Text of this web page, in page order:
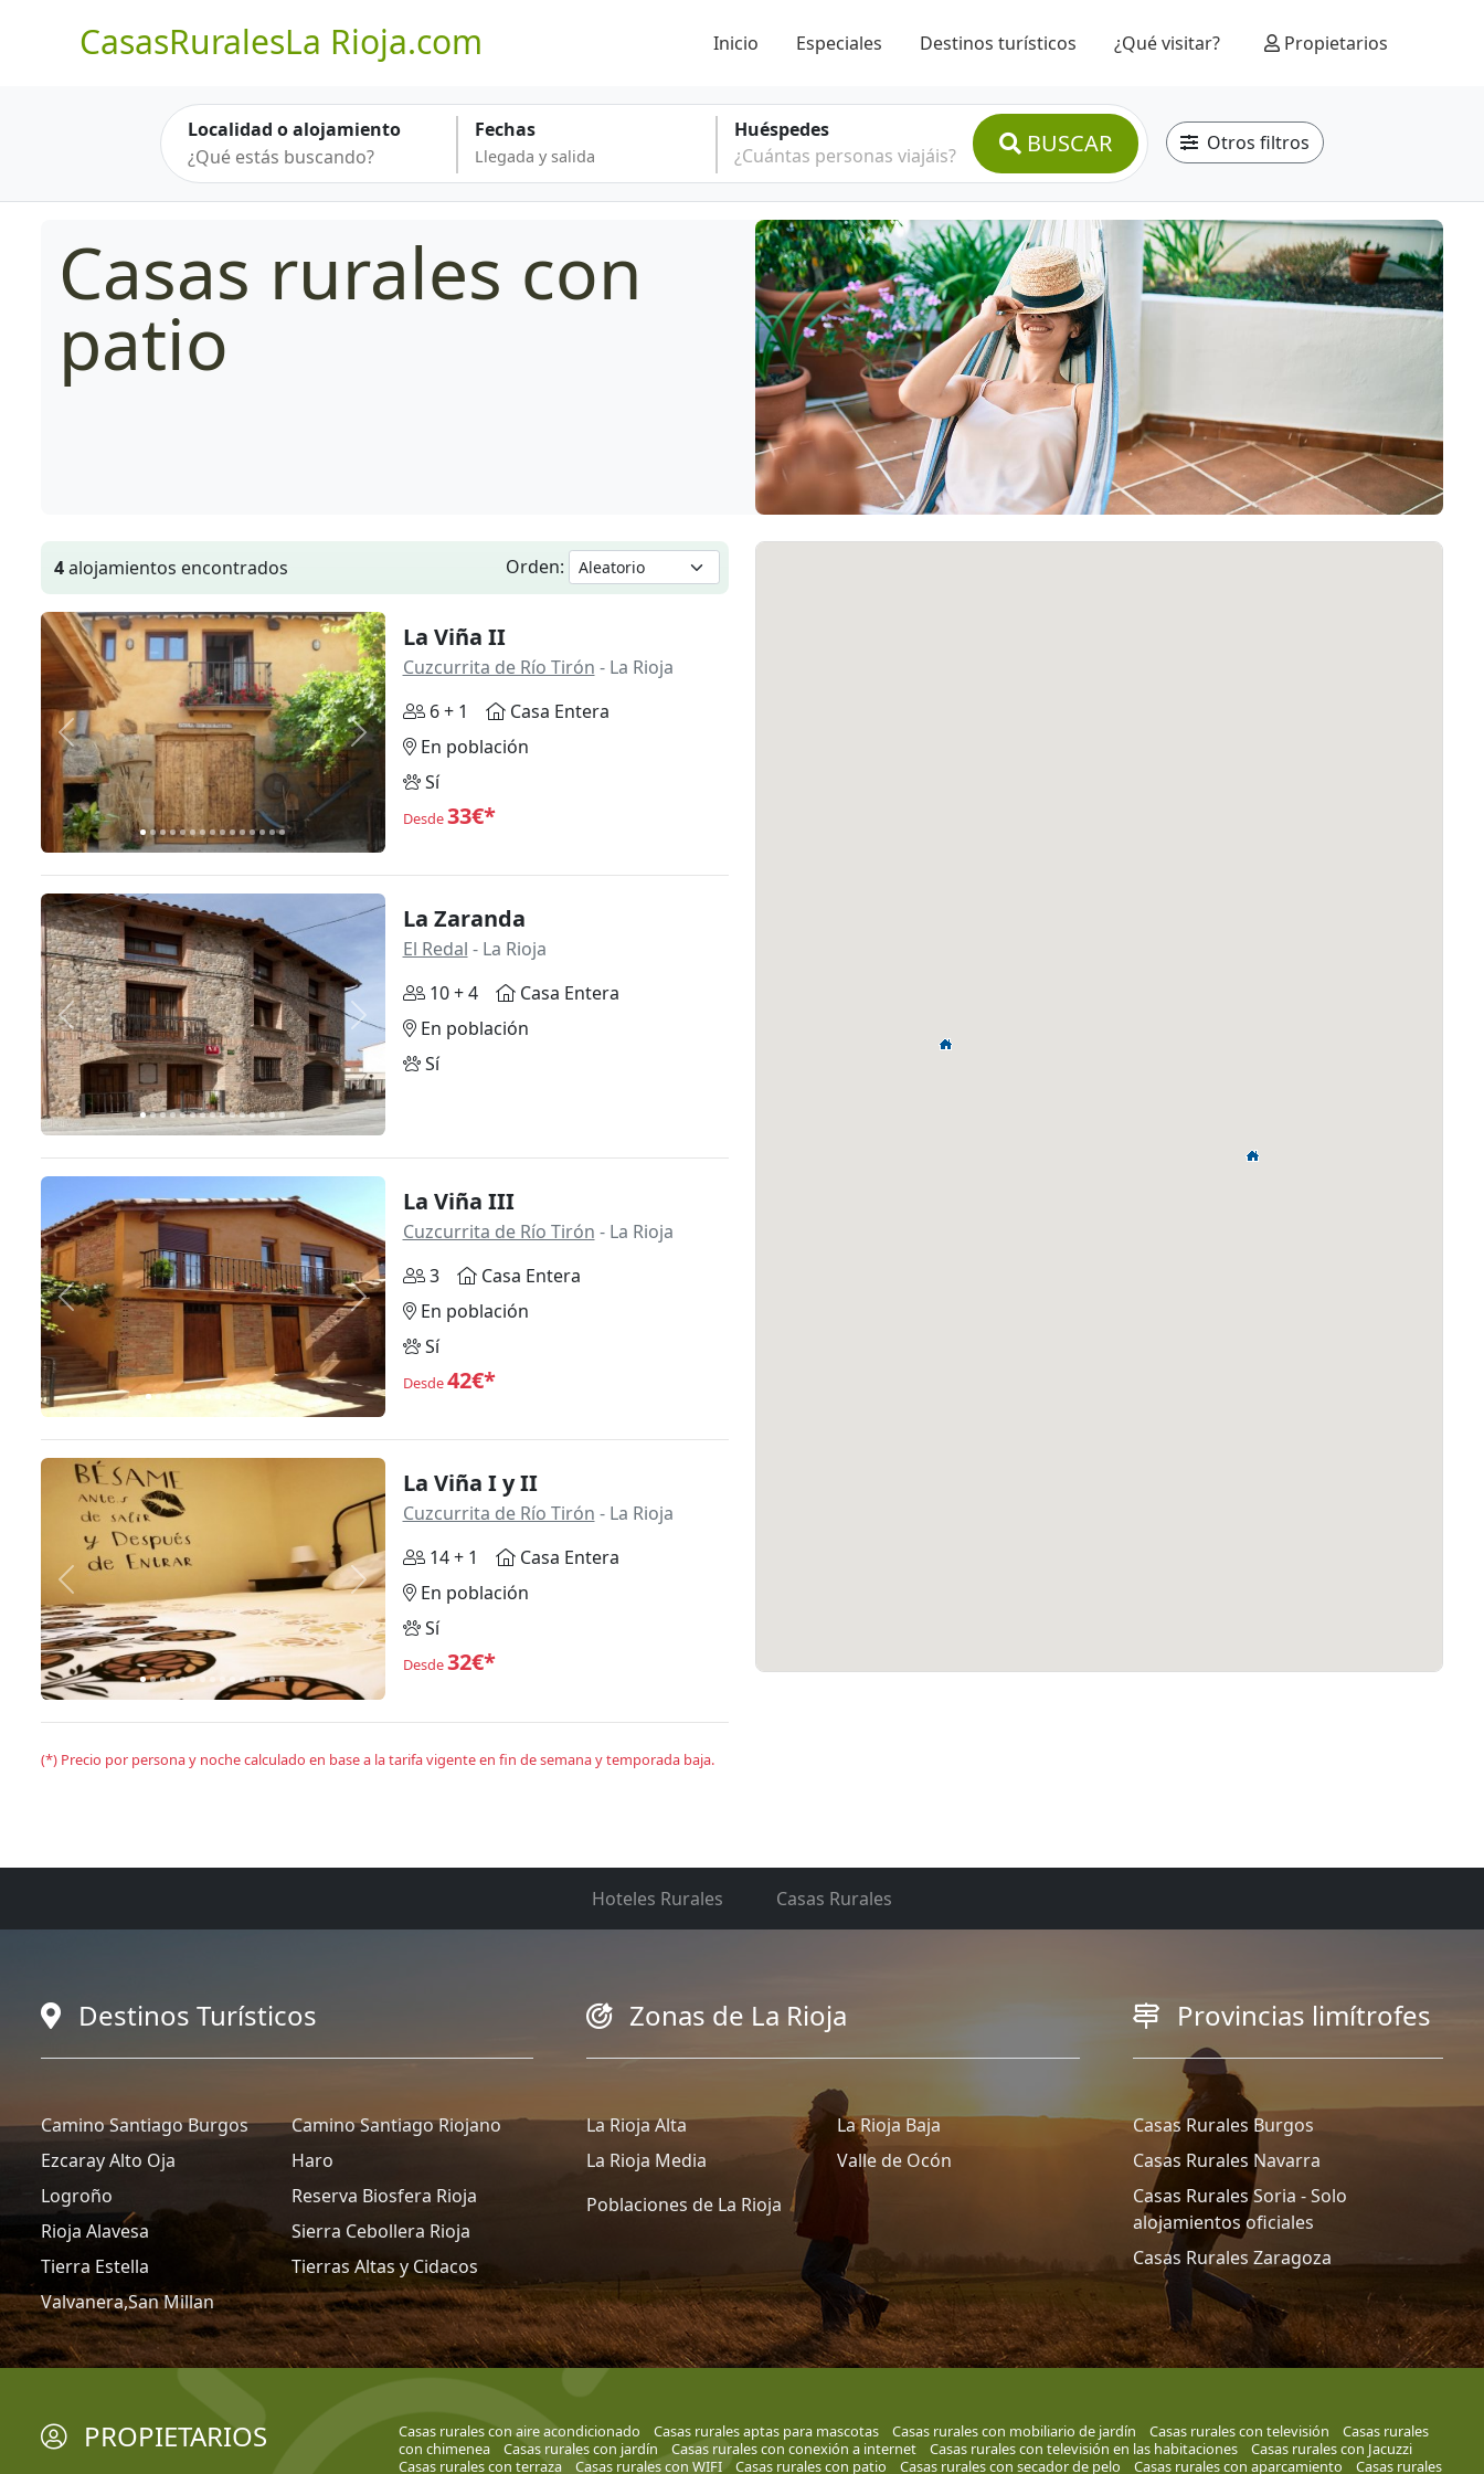
CasasRuralesLa Rioja.com Inicio Especiales Destinos turísticos ¿Qué visitar? Propietarios
Localidad o alojamiento Fechas
Huéspedes
¿Cuántas personas viajáis?
BUSCAR Otros filtros
Casas rurales con
patio
4alojamientos encontrados Orden:
Anterior Siguiente
La Viña II
Cuzcurrita de Río Tirón - La Rioja
6 + 1
Casa Entera
En población
Sí
Desde33€*
Anterior Siguiente
La Zaranda
El Redal - La Rioja
10 + 4
Casa Entera
En población
Sí
Anterior Siguiente
La Viña III
Cuzcurrita de Río Tirón - La Rioja
3
Casa Entera
En población
Sí
Desde42€*
Anterior Siguiente
La Viña I y II
Cuzcurrita de Río Tirón - La Rioja
14 + 1
Casa Entera
En población
Sí
Desde32€*
(*) Precio por persona y noche calculado en base a la tarifa vigente en fin de semana y temporada baja.
Hoteles Rurales Casas Rurales
Destinos Turísticos
Camino Santiago Burgos
Camino Santiago Riojano
Ezcaray Alto Oja
Haro
Logroño
Reserva Biosfera Rioja
Rioja Alavesa
Sierra Cebollera Rioja
Tierra Estella
Tierras Altas y Cidacos
Valvanera,San Millan
Zonas de La Rioja
La Rioja Alta
La Rioja Baja
La Rioja Media
Valle de Ocón
Poblaciones de La Rioja
Provincias limítrofes
Casas Rurales Burgos
Casas Rurales Navarra
Casas Rurales Soria - Solo
alojamientos oficiales
Casas Rurales Zaragoza
PROPIETARIOS Casas rurales con aire acondicionado Casas rurales aptas para mascotas Casas rurales con mobiliario de jardín Casas rurales con televisión
Casas rurales
con chimenea
Casas rurales con jardín Casas rurales con conexión a internet Casas rurales con televisión en las habitaciones
Casas rurales con Jacuzzi
Casas rurales con terraza
Casas rurales con WIFI Casas rurales con patio Casas rurales con secador de pelo Casas rurales con aparcamiento
Casas rurales